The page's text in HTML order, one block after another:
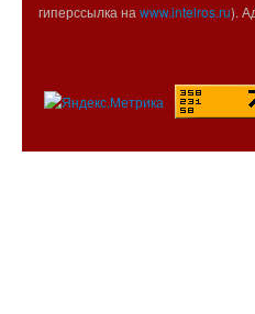
гиперссылка на www.intelros.ru).